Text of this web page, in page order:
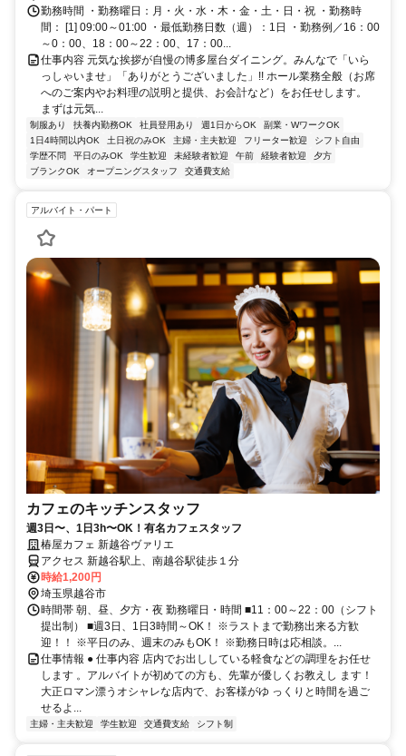
勤務時間 ・勤務曜日：月・火・水・木・金・土・日・祝 ・勤務時
間： [1] 09:00～01:00 ・最低勤務日数（週）：1日 ・勤務例／16：00
～0：00、18：00～22：00、17：00...
仕事内容 元気な挨拶が自慢の博多屋台ダイニング。みんなで「いら
っしゃいませ」「ありがとうございました」!! ホール業務全般（お席
へのご案内やお料理の説明と提供、お会計など）をお任せします。
まずは元気...
制服あり 扶養内勤務OK 社員登用あり 週1日からOK
副業・WワークOK
1日4時間以内OK
土日祝のみOK 主婦・主夫歓迎 フリーター歓迎
シフト自由
学歴不問
平日のみOK 学生歓迎 未経験者歓迎 午前 経験者歓迎
夕方
ブランクOK
オープニングスタッフ 交通費支給
アルバイト・パート
カフェのキッチンスタッフ
週3日〜、1日3h〜OK！有名カフェスタッフ
椿屋カフェ 新越谷ヴァリエ
アクセス 新越谷駅上、南越谷駅徒歩１分
時給1,200円
埼玉県越谷市
時間帯 朝、昼、夕方・夜 勤務曜日・時間 ■11：00～22：00（シフト
提出制） ■週3日、1日3時間～OK！ ※ラストまで勤務出来る方歓
迎！！ ※平日のみ、週末のみもOK！ ※勤務日時は応相談。...
仕事情報 ● 仕事内容 店内でお出ししている軽食などの調理をお任せ
します 。アルバイトが初めての方も、先輩が優しくお教えし ます！
大正ロマン漂うオシャレな店内で、お客様がゆ っくりと時間を過ご
せるよ...
主婦・主夫歓迎 学生歓迎 交通費支給 シフト制